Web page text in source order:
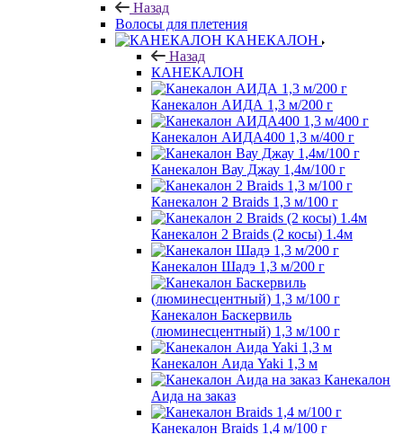
Назад
Волосы для плетения
КАНЕКАЛОН
Назад
КАНЕКАЛОН
Канекалон АИДА 1,3 м/200 г
Канекалон АИДА400 1,3 м/400 г
Канекалон Вау Джау 1,4м/100 г
Канекалон 2 Braids 1,3 м/100 г
Канекалон 2 Braids (2 косы) 1.4м
Канекалон Шадэ 1,3 м/200 г
Канекалон Баскервиль
(люминесцентный) 1,3 м/100 г
Канекалон Аида Yaki 1,3 м
Канекалон
Аида на заказ
Канекалон Braids 1,4 м/100 г